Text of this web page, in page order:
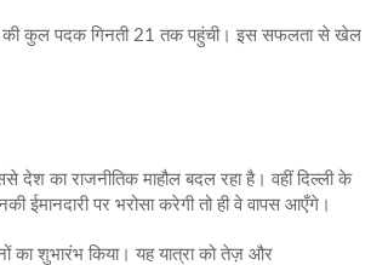
की कुल पदक गिनती 21 तक पहुंची। इस सफलता से खेल
देश का राजनीतिक माहौल बदल रहा है। वहीं दिल्ली के
ईमानदारी पर भरोसा करेगी तो ही वे वापस आएँगे।
का शुभारंभ किया। यह यात्रा को तेज़ और